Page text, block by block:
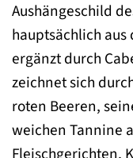
Aushängeschild
hauptsächlich
ergänzt durch
zeichnet sich
roten Beeren,
weichen Tannine